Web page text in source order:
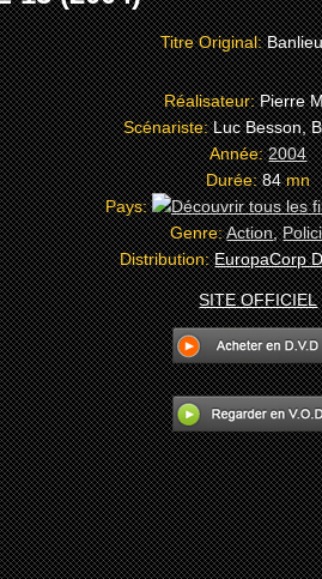
Titre Original:
Réalisateur:Pierre
Scénariste:Luc Besson,
Année:2004
Durée:84mn
Pays:
Genre:Action,
Distribution:EuropaCorp
SITE OFFICIEL